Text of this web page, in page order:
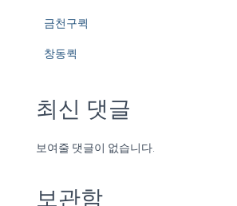
금천구퀵
창동퀵
최신 댓글
보여줄 댓글이 없습니다.
보관함